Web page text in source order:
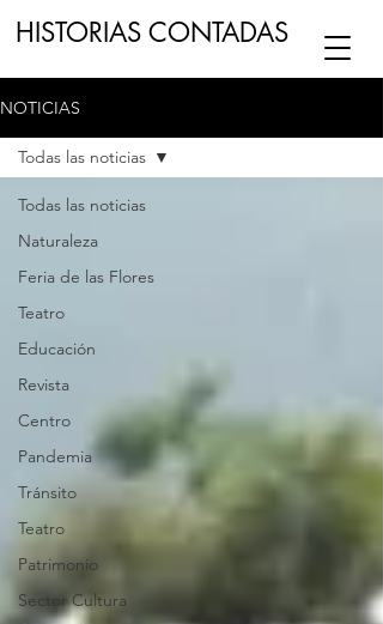
HISTORIAS CONTADAS
NUESTRO CANAL DE
ESCRIBENOS
NOTICIAS
Todas las noticias
Naturaleza
Feria de las Flores
Teatro
Educación
Revista
Centro
Pandemia
Tránsito
Teatro
Patrimonio
Sector Cultura
Todas las noticias